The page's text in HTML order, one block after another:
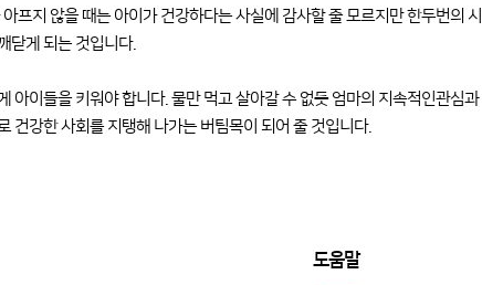
프지 않을 때는 아이가 건강하다는 사실에 감사할 줄 모르지만 한두번의
닫게 되는 것입니다.
아이들을 키워야 합니다. 물만 먹고 살아갈 수 없듯 엄마의 지속적인관심
건강한 사회를 지탱해 나가는 버팀목이 되어 줄 것입니다.
도움말